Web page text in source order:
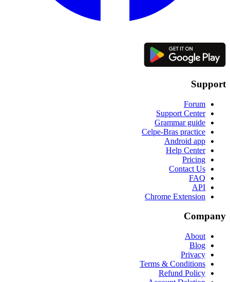
Support
Forum
Support Center
Grammar guide
Celpe-Bras practice
Android app
Help Center
Pricing
Contact Us
FAQ
API
Chrome Extension
Company
About
Blog
Privacy
Terms & Conditions
Refund Policy